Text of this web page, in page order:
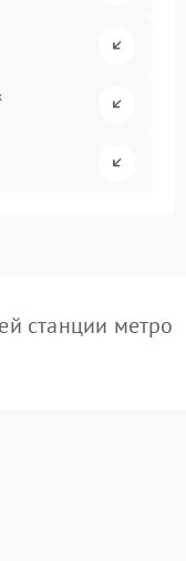
станции метро